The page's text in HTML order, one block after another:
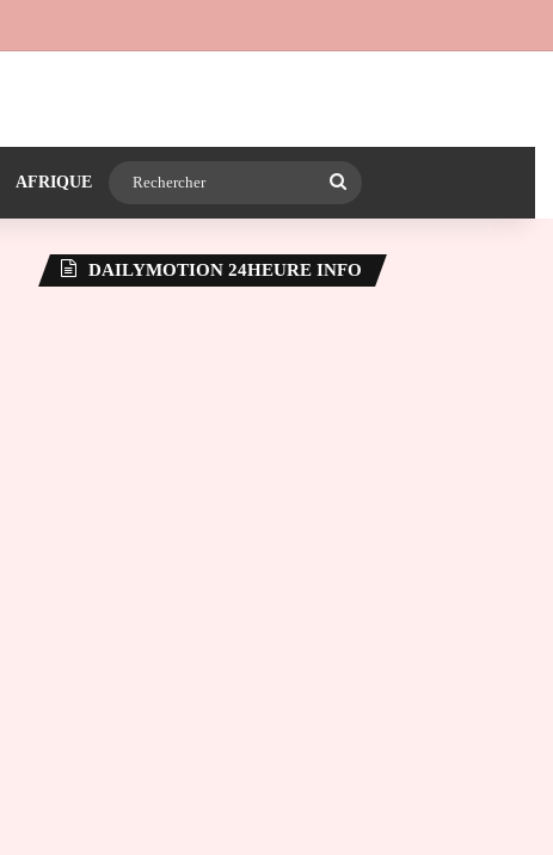
sur WhatsApp
latérale)
AFRIQUE
DAILYMOTION 24HEURE INFO